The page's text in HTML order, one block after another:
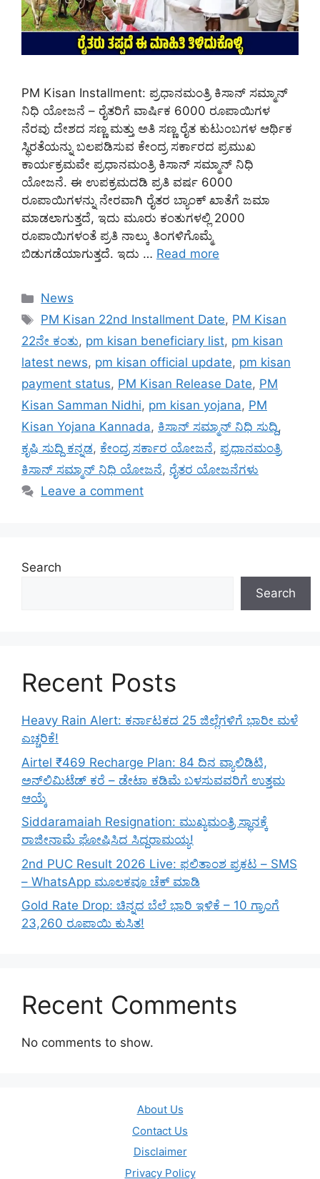
PM Kisan Installment: ಪ್ರಧಾನಮಂತ್ರಿ ಕಿಸಾನ್ ಸಮ್ಮಾನ್
ನಿಧಿ ಯೋಜನೆ – ರೈತರಿಗೆ ವಾರ್ಷಿಕ 6000 ರೂಪಾಯಿಗಳ
ನೆರವು ದೇಶದ ಸಣ್ಣ ಮತ್ತು ಅತಿ ಸಣ್ಣ ರೈತ ಕುಟುಂಬಗಳ ಆರ್ಥಿಕ
ಸ್ಥಿರತೆಯನ್ನು ಬಲಪಡಿಸುವ ಕೇಂದ್ರ ಸರ್ಕಾರದ ಪ್ರಮುಖ
ಕಾರ್ಯಕ್ರಮವೇ ಪ್ರಧಾನಮಂತ್ರಿ ಕಿಸಾನ್ ಸಮ್ಮಾನ್ ನಿಧಿ
ಯೋಜನೆ. ಈ ಉಪಕ್ರಮದಡಿ ಪ್ರತಿ ವರ್ಷ 6000
ರೂಪಾಯಿಗಳನ್ನು ನೇರವಾಗಿ ರೈತರ ಬ್ಯಾಂಕ್ ಖಾತೆಗೆ ಜಮಾ
ಮಾಡಲಾಗುತ್ತದೆ, ಇದು ಮೂರು ಕಂತುಗಳಲ್ಲಿ 2000
ರೂಪಾಯಿಗಳಂತೆ ಪ್ರತಿ ನಾಲ್ಕು ತಿಂಗಳಿಗೊಮ್ಮೆ
ಬಿಡುಗಡೆಯಾಗುತ್ತದೆ. ಇದು … Read more
Categories
News
Tags
PM Kisan 22nd Installment Date, PM Kisan
22ನೇ ಕಂತು, pm kisan beneficiary list, pm kisan
latest news, pm kisan official update, pm kisan
payment status, PM Kisan Release Date, PM
Kisan Samman Nidhi, pm kisan yojana, PM
Kisan Yojana Kannada, ಕಿಸಾನ್ ಸಮ್ಮಾನ್ ನಿಧಿ ಸುದ್ದಿ,
ಕೃಷಿ ಸುದ್ದಿ ಕನ್ನಡ, ಕೇಂದ್ರ ಸರ್ಕಾರ ಯೋಜನೆ, ಪ್ರಧಾನಮಂತ್ರಿ
ಕಿಸಾನ್ ಸಮ್ಮಾನ್ ನಿಧಿ ಯೋಜನೆ, ರೈತರ ಯೋಜನೆಗಳು
Leave a comment
Search
Search
Recent Posts
Heavy Rain Alert: ಕರ್ನಾಟಕದ 25 ಜಿಲ್ಲೆಗಳಿಗೆ ಭಾರೀ ಮಳೆ
ಎಚ್ಚರಿಕೆ!
Airtel ₹469 Recharge Plan: 84 ದಿನ ವ್ಯಾಲಿಡಿಟಿ,
ಅನ್‌ಲಿಮಿಟೆಡ್ ಕರೆ – ಡೇಟಾ ಕಡಿಮೆ ಬಳಸುವವರಿಗೆ ಉತ್ತಮ
ಆಯ್ಕೆ
Siddaramaiah Resignation: ಮುಖ್ಯಮಂತ್ರಿ ಸ್ಥಾನಕ್ಕೆ
ರಾಜೀನಾಮೆ ಘೋಷಿಸಿದ ಸಿದ್ದರಾಮಯ್ಯ!
2nd PUC Result 2026 Live: ಫಲಿತಾಂಶ ಪ್ರಕಟ – SMS
– WhatsApp ಮೂಲಕವೂ ಚೆಕ್ ಮಾಡಿ
Gold Rate Drop: ಚಿನ್ನದ ಬೆಲೆ ಭಾರಿ ಇಳಿಕೆ – 10 ಗ್ರಾಂಗೆ
23,260 ರೂಪಾಯಿ ಕುಸಿತ!
Recent Comments
No comments to show.
About Us
Contact Us
Disclaimer
Privacy Policy